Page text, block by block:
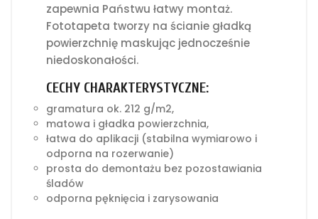
zapewnia Państwu łatwy montaż.
Fototapeta tworzy na ścianie gładką
powierzchnię maskując jednocześnie
niedoskonałości.
CECHY CHARAKTERYSTYCZNE:
gramatura ok. 212 g/m2,
matowa i gładka powierzchnia,
łatwa do aplikacji (stabilna wymiarowo i
odporna na rozerwanie)
prosta do demontażu bez pozostawiania
śladów
odporna pęknięcia i zarysowania